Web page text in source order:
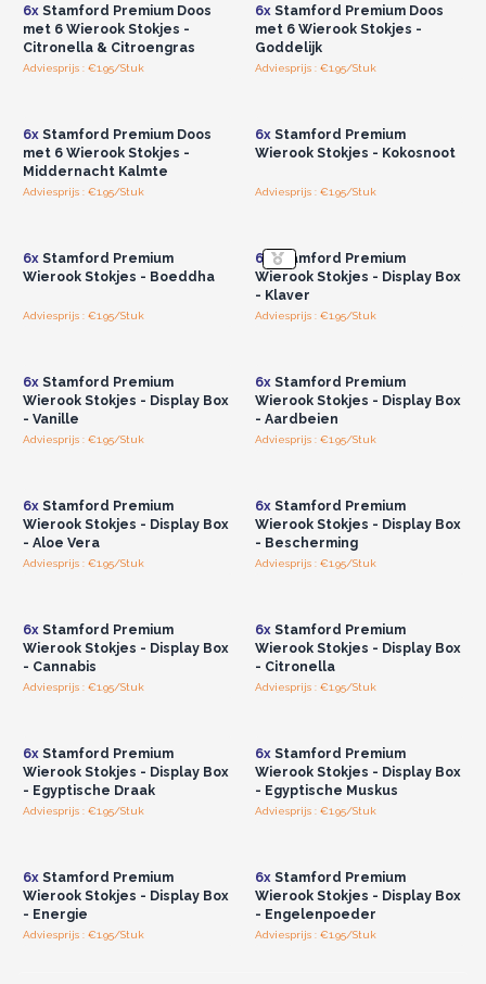
nog.
Gemaakt voor de groothandel.
6xStamford Premium Doos
met 6 Wierook Stokjes -
Citronella & Citroengras
Adviesprijs : €1.95/Stuk
6xStamford Premium Doos
met 6 Wierook Stokjes -
Goddelijk
Adviesprijs : €1.95/Stuk
6xStamford Premium Doos
met 6 Wierook Stokjes -
Middernacht Kalmte
Adviesprijs : €1.95/Stuk
6xStamford Premium
Wierook Stokjes - Kokosnoot
Adviesprijs : €1.95/Stuk
6xStamford Premium
Wierook Stokjes - Boeddha
Adviesprijs : €1.95/Stuk
6x Stamford Premium
Wierook Stokjes - Display Box
- Klaver
Adviesprijs : €1.95/Stuk
6xStamford Premium
Wierook Stokjes - Display Box
- Vanille
Adviesprijs : €1.95/Stuk
6xStamford Premium
Wierook Stokjes - Display Box
- Aardbeien
Adviesprijs : €1.95/Stuk
6xStamford Premium
Wierook Stokjes - Display Box
- Aloe Vera
Adviesprijs : €1.95/Stuk
6xStamford Premium
Wierook Stokjes - Display Box
- Bescherming
Adviesprijs : €1.95/Stuk
6xStamford Premium
Wierook Stokjes - Display Box
- Cannabis
Adviesprijs : €1.95/Stuk
6xStamford Premium
Wierook Stokjes - Display Box
- Citronella
Adviesprijs : €1.95/Stuk
6xStamford Premium
Wierook Stokjes - Display Box
- Egyptische Draak
Adviesprijs : €1.95/Stuk
6xStamford Premium
Wierook Stokjes - Display Box
- Egyptische Muskus
Adviesprijs : €1.95/Stuk
6xStamford Premium
Wierook Stokjes - Display Box
- Energie
Adviesprijs : €1.95/Stuk
6xStamford Premium
Wierook Stokjes - Display Box
- Engelenpoeder
Adviesprijs : €1.95/Stuk